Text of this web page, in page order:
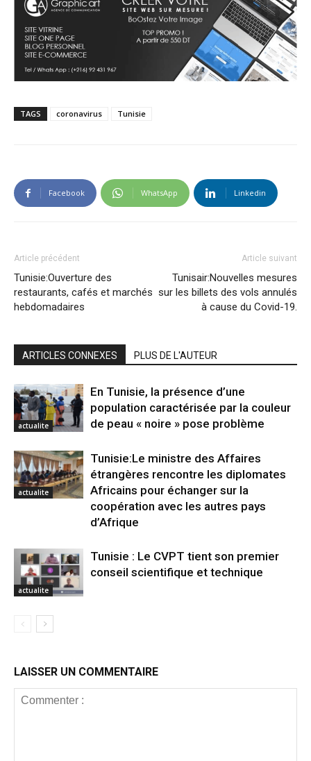
TAGS coronavirus Tunisie
Facebook WhatsApp Linkedin
Article précédent
Tunisie:Ouverture des
restaurants, cafés et marchés
hebdomadaires
Article suivant
Tunisair:Nouvelles mesures
sur les billets des vols annulés
à cause du Covid-19.
ARTICLES CONNEXES PLUS DE L'AUTEUR
actualite
En Tunisie, la présence d’une
population caractérisée par la couleur
de peau « noire » pose problème
actualite
Tunisie:Le ministre des Affaires
étrangères rencontre les diplomates
Africains pour échanger sur la
coopération avec les autres pays
d’Afrique
actualite
Tunisie : Le CVPT tient son premier
conseil scientifique et technique
LAISSER UN COMMENTAIRE